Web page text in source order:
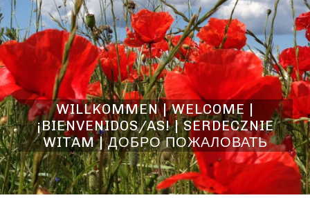
WILLKOMMEN | WELCOME |
¡BIENVENIDOS/AS! | SERDECZNIE
WITAM | ДОБРО ПОЖАЛОВАТЬ